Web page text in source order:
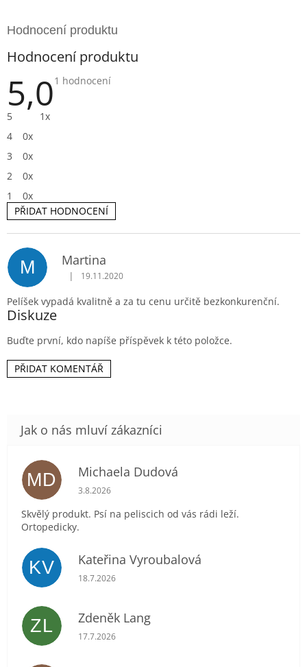
Hodnocení produktu
5,0Průměrné
1 hodnocení
5
1x
4
0x
3
0x
2
0x
1
0x
PŘIDAT HODNOCENÍ
V
ý
p
s
h
d
n
c
M Martina
Hodnocení produktu je 5 z 5 hvězdiček.
| 19.11.2020
Pelíšek vypadá kvalitně a za tu cenu určitě bezkonkurenční.
Diskuze
Buďte první, kdo napíše příspěvek k této položce.
PŘIDAT KOMENTÁŘ
MD Michaela Dudová
Hodnocení obchodu je 5 z 5 hvězdiček.
3.8.2026
Skvělý produkt. Psí na peliscich od vás rádi leží.
Ortopedicky.
KV Kateřina Vyroubalová
Hodnocení obchodu je 5 z 5 hvězdiček.
18.7.2026
ZL Zdeněk Lang
Hodnocení obchodu je 5 z 5 hvězdiček.
17.7.2026